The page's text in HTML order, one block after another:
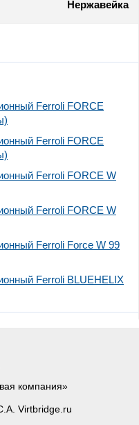
Нержавейка
Ferroli FORCE
Ferroli FORCE
Ferroli FORCE W
Ferroli FORCE W
Ferroli Force W 99
Ferroli BLUEHELIX
компания»
Virtbridge.ru